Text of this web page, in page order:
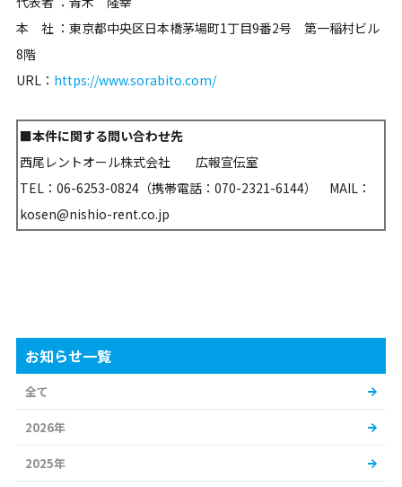
本 社 ：東京都中央区日本橋茅場町1丁目9番2号 第一稲村ビル
8階
URL： https://www.sorabito.com/
■本件に関する問い合わせ先
西尾レントオール株式会社 広報宣伝室
TEL：06-6253-0824（携帯電話：070-2321-6144） MAIL：
kosen@nishio-rent.co.jp
お知らせ一覧
全て
2026年
2025年